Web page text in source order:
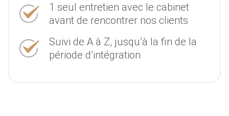
1 seul entretien avec le cabinet
avant de rencontrer nos clients
Suivi de A à Z, jusqu’à la fin de la
période d’intégration